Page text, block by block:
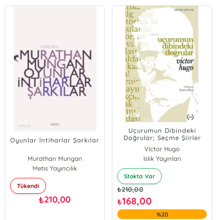
Oyunlar İntiharlar Şarkılar
Murathan Mungan
Metis Yayıncılık
Tükendi
₺210,00
Uçurumun Dibindeki
Doğrular; Seçme Şiirler
Victor Hugo
Islık Yayınları
Stokta Var
₺210,00
₺168,00
%20